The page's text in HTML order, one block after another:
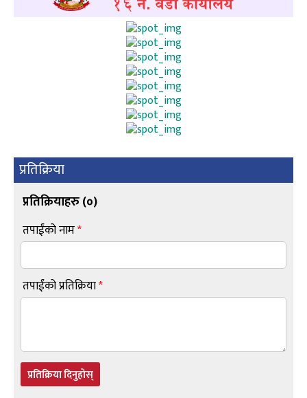
प्रतिक्रिया
प्रतिक्रियाहरु (०)
तपाईंको नाम*
तपाईंको प्रतिक्रिया*
प्रतिक्रिया दिनुहोस्